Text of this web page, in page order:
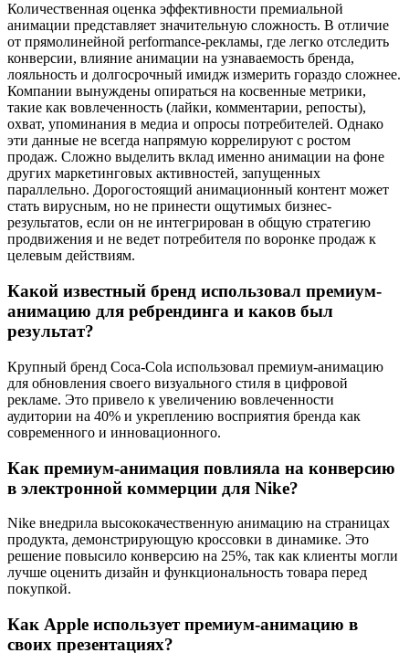
Количественная оценка эффективности премиальной
анимации представляет значительную сложность. В отличие
от прямолинейной performance-рекламы, где легко отследить
конверсии, влияние анимации на узнаваемость бренда,
лояльность и долгосрочный имидж измерить гораздо сложнее.
Компании вынуждены опираться на косвенные метрики,
такие как вовлеченность (лайки, комментарии, репосты),
охват, упоминания в медиа и опросы потребителей. Однако
эти данные не всегда напрямую коррелируют с ростом
продаж. Сложно выделить вклад именно анимации на фоне
других маркетинговых активностей, запущенных
параллельно. Дорогостоящий анимационный контент может
стать вирусным, но не принести ощутимых бизнес-
результатов, если он не интегрирован в общую стратегию
продвижения и не ведет потребителя по воронке продаж к
целевым действиям.
Какой известный бренд использовал премиум-
анимацию для ребрендинга и каков был
результат?
Крупный бренд Coca-Cola использовал премиум-анимацию
для обновления своего визуального стиля в цифровой
рекламе. Это привело к увеличению вовлеченности
аудитории на 40% и укреплению восприятия бренда как
современного и инновационного.
Как премиум-анимация повлияла на конверсию
в электронной коммерции для Nike?
Nike внедрила высококачественную анимацию на страницах
продукта, демонстрирующую кроссовки в динамике. Это
решение повысило конверсию на 25%, так как клиенты могли
лучше оценить дизайн и функциональность товара перед
покупкой.
Как Apple использует премиум-анимацию в
своих презентациях?